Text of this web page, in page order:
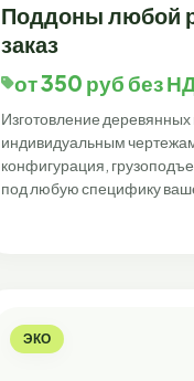
Поддоны любой
заказ
от 350 руб без
Изготовление
индивидуальным
конфигурация,
под любую специфику
ЭКО